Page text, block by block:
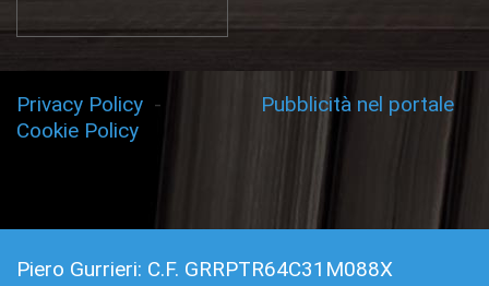
Privacy Policy -
Cookie Policy
Pubblicità nel portale
Piero Gurrieri: C.F. GRRPTR64C31M088X